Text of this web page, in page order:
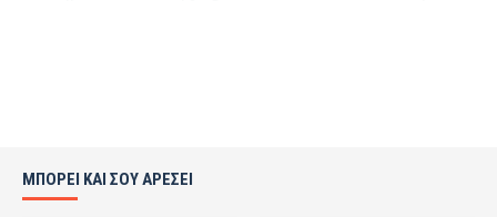
ΜΠΟΡΕΙ ΚΑΙ ΣΟΥ ΑΡΕΣΕΙ